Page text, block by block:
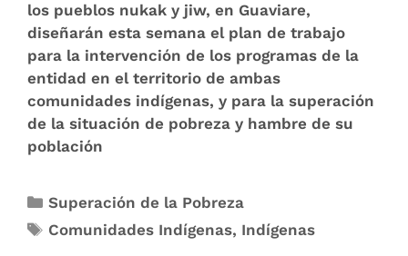
los pueblos nukak y jiw, en Guaviare,
diseñarán esta semana el plan de trabajo
para la intervención de los programas de la
entidad en el territorio de ambas
comunidades indígenas, y para la superación
de la situación de pobreza y hambre de su
población
Superación de la Pobreza
Comunidades Indígenas, Indígenas